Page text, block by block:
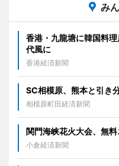
み
香港・九龍塘に韓国料
代風に
香港経済新聞
SC相模原、熊本と引
相模原町田経済新聞
関門海峡花火大会、無
小倉経済新聞